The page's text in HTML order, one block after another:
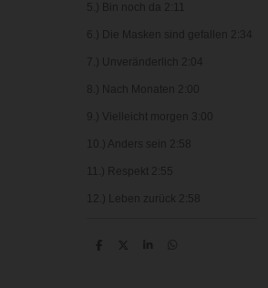
5.) Bin noch da 2:11
6.) Die Masken sind gefallen 2:34
7.) Unveränderlich 2:04
8.) Nach Monaten 2:00
9.) Vielleicht morgen 3:00
10.) Anders sein 2:58
11.) Respekt 2:55
12.) Leben zurück 2:58
T
T
T